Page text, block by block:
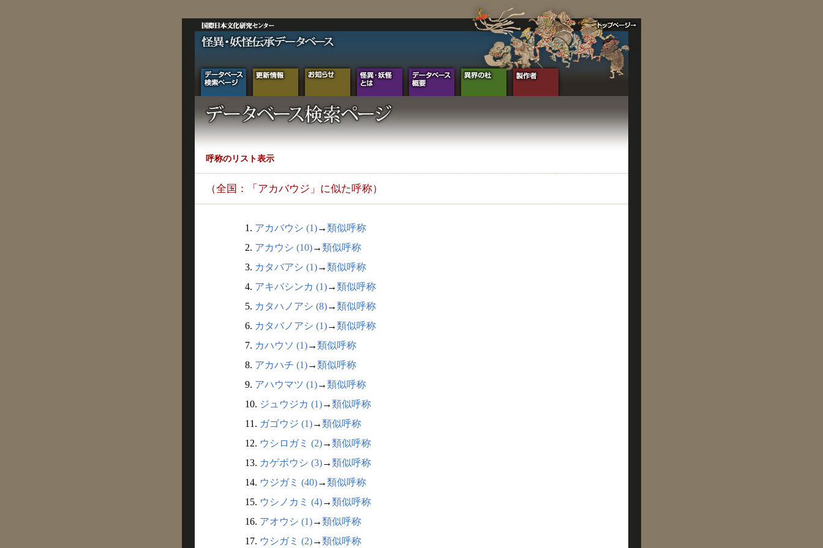
呼称のリスト表示
（全国：「アカバウジ」に似た呼称）
1. アカバウシ (1)→類似呼称
2. アカウシ (10)→類似呼称
3. カタバアシ (1)→類似呼称
4. アキバシンカ (1)→類似呼称
5. カタハノアシ (8)→類似呼称
6. カタバノアシ (1)→類似呼称
7. カハウソ (1)→類似呼称
8. アカハチ (1)→類似呼称
9. アハウマツ (1)→類似呼称
10. ジュウジカ (1)→類似呼称
11. ガゴウジ (1)→類似呼称
12. ウシロガミ (2)→類似呼称
13. カゲボウシ (3)→類似呼称
14. ウジガミ (40)→類似呼称
15. ウシノカミ (4)→類似呼称
16. アオウシ (1)→類似呼称
17. ウシガミ (2)→類似呼称